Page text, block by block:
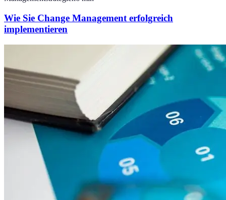
Wie Sie Change Management erfolgreich
implementieren